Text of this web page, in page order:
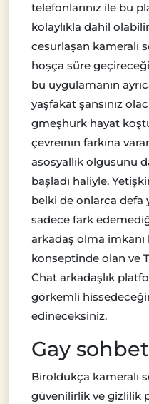
telefonlarınız ile bu
kolaylıkla dahil
cesurlaşan kameralı
hoşça süre
bu uygulamanın
yaşfakat şansınız
gmeşhurk hayat
çevreının farkına
asosyallik olgusunu
başladı haliyle.
belki de onlarca defa
sadece fark
arkadaş olma imkanı
konseptinde olan ve
Chat arkadaşlık
görkemli
edineceksiniz.
Gay sohbet
Biroldukça kameralı
güvenilirlik ve gizlilik